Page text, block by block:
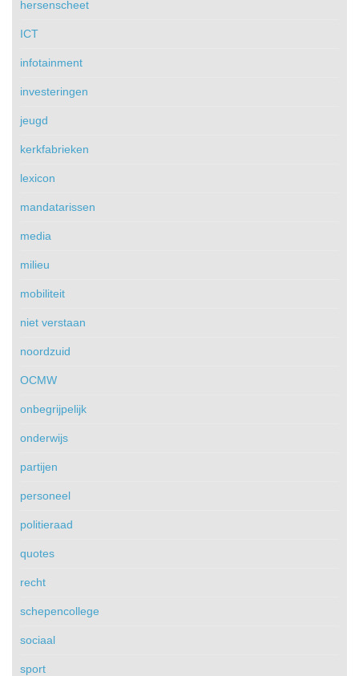
hersenscheet
ICT
infotainment
investeringen
jeugd
kerkfabrieken
lexicon
mandatarissen
media
milieu
mobiliteit
niet verstaan
noordzuid
OCMW
onbegrijpelijk
onderwijs
partijen
personeel
politieraad
quotes
recht
schepencollege
sociaal
sport